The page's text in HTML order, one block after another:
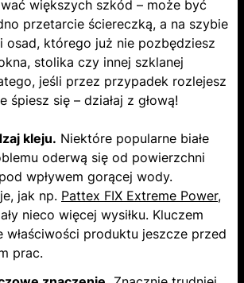
większych szkód – może być
przetarcie ściereczką, a na szybie
osad, którego już nie pozbędziesz
stolika czy innej szklanej
jeśli przez przypadek rozlejesz
śpiesz się – działaj z głową!
kleju. Niektóre popularne białe
oderwą się od powierzchni
wpływem gorącej wody.
jak np. Pattex FIX Extreme Power,
nieco więcej wysiłku. Kluczem
właściwości produktu jeszcze przed
prac.